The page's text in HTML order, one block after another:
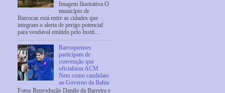
Imagem Ilustrativa O
município de
Barrocas está entre as cidades que
integram o alerta de perigo potencial
para vendaval emitido pelo Instit...
Barroquenses
participam de
convenção que
oficializou ACM
Neto como candidato
ao Governo da Bahia
Fotos Reprodução Danilo da Barreira e